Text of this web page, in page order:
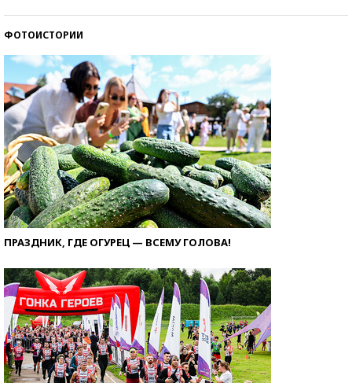
ФОТОИСТОРИИ
ПРАЗДНИК, ГДЕ ОГУРЕЦ — ВСЕМУ ГОЛОВА!